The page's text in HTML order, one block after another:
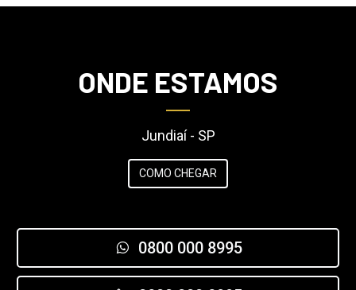
ONDE ESTAMOS
Jundiaí - SP
COMO CHEGAR
0800 000 8995